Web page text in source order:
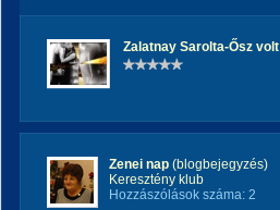
Zalatnay Sarolta-Ősz volt
Zenei nap (blogbejegyzés)
Keresztény klub
Hozzászólások száma: 2